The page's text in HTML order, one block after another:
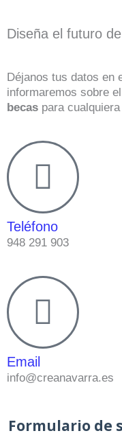
Diseña el futuro
Déjanos tus datos en
informaremos sobre
becas para
Teléfono
948 291 903
Email
info@creanavarra.es